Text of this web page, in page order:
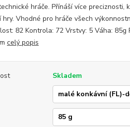
hráče. Přínáší více preciznosti,
Vhodné pro hráče všech
82 Kontrola: 72 Vrstvy: 5 Váha: 85g
celý popis
Skladem